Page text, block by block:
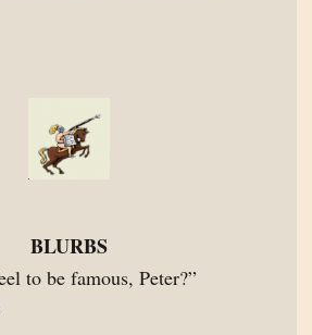
BLURBS
to be famous, Peter?”